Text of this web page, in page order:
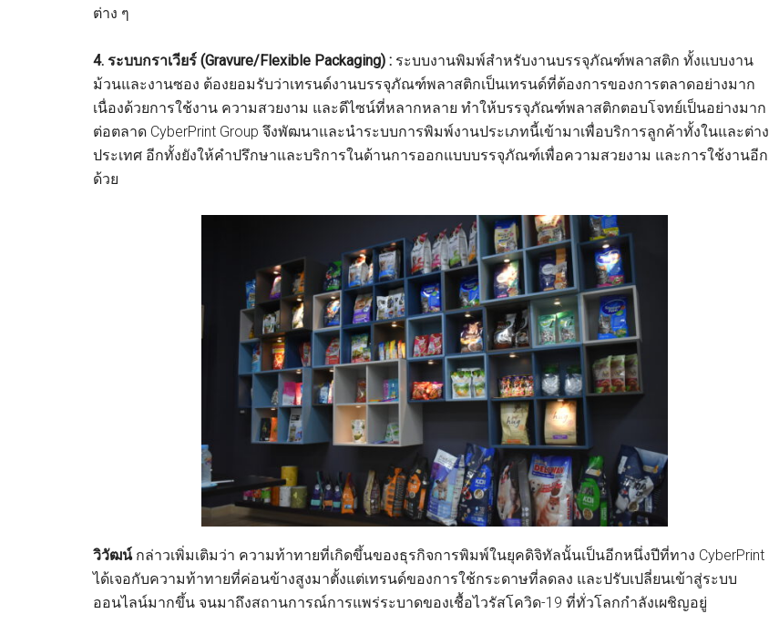
ต่าง ๆ
4. ระบบกราเวียร์ (Gravure/Flexible Packaging) : ระบบงานพิมพ์สำหรับงานบรรจุภัณฑ์พลาสติก ทั้งแบบงาน
ม้วนและงานซอง ต้องยอมรับว่าเทรนด์งานบรรจุภัณฑ์พลาสติกเป็นเทรนด์ที่ต้องการของการตลาดอย่างมาก
เนื่องด้วยการใช้งาน ความสวยงาม และดีไซน์ที่หลากหลาย ทำให้บรรจุภัณฑ์พลาสติกตอบโจทย์เป็นอย่างมาก
ต่อตลาด CyberPrint Group จึงพัฒนาและนำระบบการพิมพ์งานประเภทนี้เข้ามาเพื่อบริการลูกค้าทั้งในและต่าง
ประเทศ อีกทั้งยังให้คำปรึกษาและบริการในด้านการออกแบบบรรจุภัณฑ์เพื่อความสวยงาม และการใช้งานอีก
ด้วย
วิวัฒน์ กล่าวเพิ่มเติมว่า ความท้าทายที่เกิดขึ้นของธุรกิจการพิมพ์ในยุคดิจิทัลนั้นเป็นอีกหนึ่งปีที่ทาง CyberPrint
ได้เจอกับความท้าทายที่ค่อนข้างสูงมาตั้งแต่เทรนด์ของการใช้กระดาษที่ลดลง และปรับเปลี่ยนเข้าสู่ระบบ
ออนไลน์มากขึ้น จนมาถึงสถานการณ์การแพร่ระบาดของเชื้อไวรัสโควิด-19 ที่ทั่วโลกกำลังเผชิญอยู่